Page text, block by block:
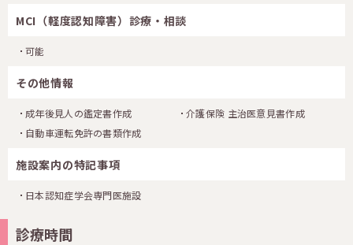
MCI（軽度認知障害）診療・相談
可能
その他情報
成年後見人の鑑定書作成
介護保険 主治医意見書作成
自動車運転免許の書類作成
施設案内の特記事項
日本認知症学会専門医施設
診療時間